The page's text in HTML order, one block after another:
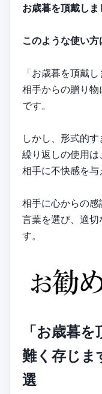
お歳暮を頂戴しま
このような使い方
「お歳暮を頂戴し
相手からの贈り
です。
しかし、形式的
繰り返しの使用は、
相手に不快感を与
相手に心からの感
言葉を選び、適
す。
「お歳暮
難く存じま
選